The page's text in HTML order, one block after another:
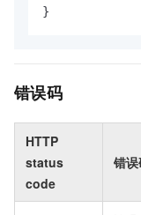
}
错误码
HTTP
status
code
错